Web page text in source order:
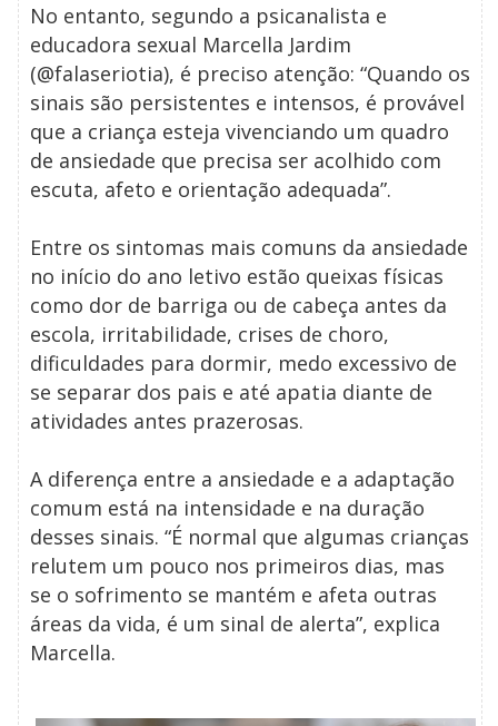
No entanto, segundo a psicanalista e
educadora sexual Marcella Jardim
(@falaseriotia), é preciso atenção: “Quando os
sinais são persistentes e intensos, é provável
que a criança esteja vivenciando um quadro
de ansiedade que precisa ser acolhido com
escuta, afeto e orientação adequada”.
Entre os sintomas mais comuns da ansiedade
no início do ano letivo estão queixas físicas
como dor de barriga ou de cabeça antes da
escola, irritabilidade, crises de choro,
dificuldades para dormir, medo excessivo de
se separar dos pais e até apatia diante de
atividades antes prazerosas.
A diferença entre a ansiedade e a adaptação
comum está na intensidade e na duração
desses sinais. “É normal que algumas crianças
relutem um pouco nos primeiros dias, mas
se o sofrimento se mantém e afeta outras
áreas da vida, é um sinal de alerta”, explica
Marcella.